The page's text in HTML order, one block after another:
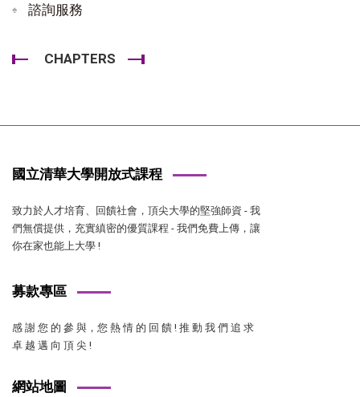
諮詢服務
CHAPTERS
國立清華大學開放式課程
致力於人才培育、回饋社會，頂尖大學的堅強師資 - 我
們無償提供，充實縝密的優質課程 - 我們免費上傳，讓
你在家也能上大學 !
募款專區
感 謝 您 的 參 與，您 熱 情 的 回 饋 ! 推 動 我 們 追 求
卓 越 邁 向 頂 尖 !
網站地圖